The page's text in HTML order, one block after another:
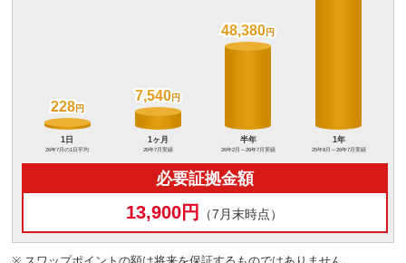
228
228
7,540
7,540
48,380
48,380
必要証拠金額
13,900円 （7月末時点）